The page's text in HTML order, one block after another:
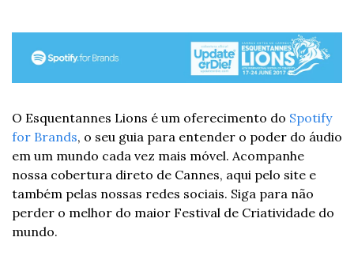
O Esquentannes Lions é um oferecimento do Spotify
for Brands, o seu guia para entender o poder do áudio
em um mundo cada vez mais móvel. Acompanhe
nossa cobertura direto de Cannes, aqui pelo site e
também pelas nossas redes sociais. Siga para não
perder o melhor do maior Festival de Criatividade do
mundo.